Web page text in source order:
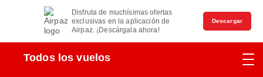
Disfruta de muchísimas ofertas
exclusivas en la aplicación de
Airpaz. ¡Descárgala ahora!
Descargar
Todos los vuelos